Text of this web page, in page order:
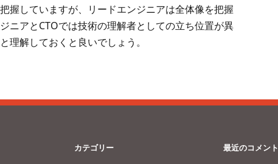
握していますが、リードエンジニアは全体像を把握
ニアとCTOでは技術の理解者としての立ち位置が異
理解しておくと良いでしょう。
カテゴリー 最近のコメント